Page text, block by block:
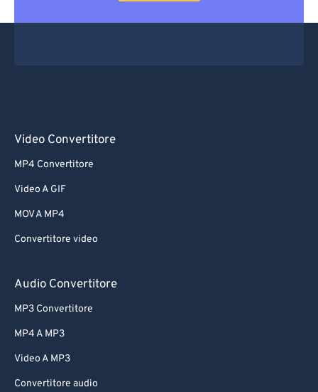
Video Convertitore
MP4 Convertitore
Video A GIF
MOV A MP4
Convertitore video
Audio Convertitore
MP3 Convertitore
MP4 A MP3
Video A MP3
Convertitore audio